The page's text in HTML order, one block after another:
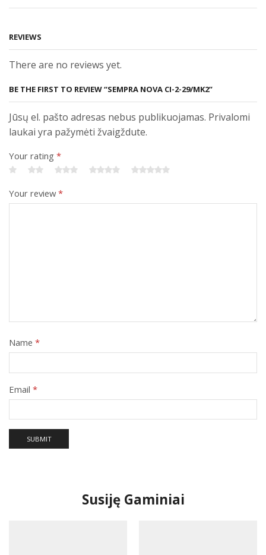
REVIEWS
There are no reviews yet.
BE THE FIRST TO REVIEW “SEMPRA NOVA CI-2-29/MK2”
Jūsų el. pašto adresas nebus publikuojamas. Privalomi
laukai yra pažymėti žvaigždute.
Your rating *
Your review*
Name *
Email *
Susiję Gaminiai